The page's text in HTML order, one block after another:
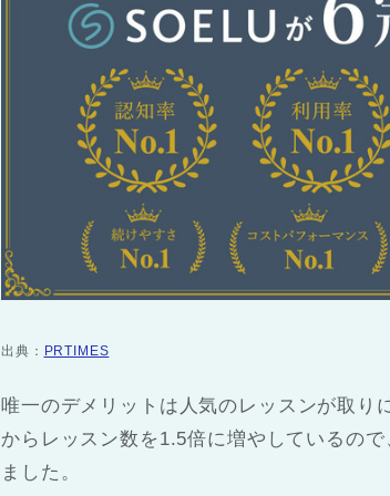
出典： PRTIMES
唯一のデメリットは人気のレッスンが取り
からレッスン数を1.5倍に増やしているの
ました。